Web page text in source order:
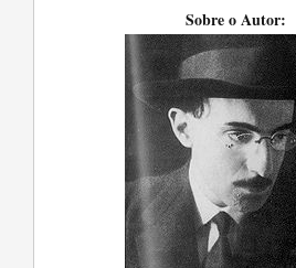
Sobre o Autor: